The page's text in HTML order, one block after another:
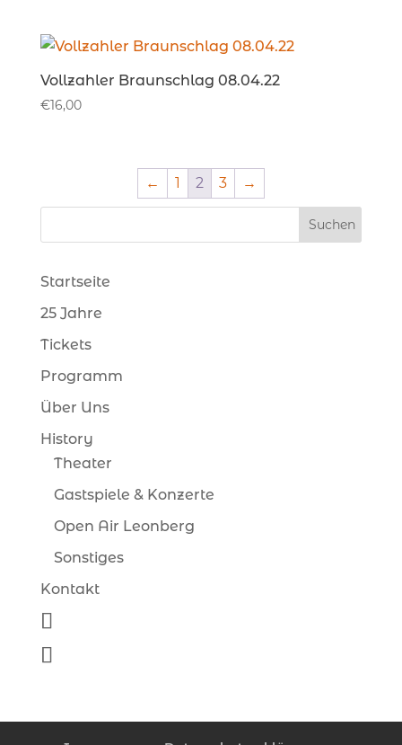
Vollzahler Braunschlag 08.04.22
€16,00
← 1 2 3 →
Startseite
25 Jahre
Tickets
Programm
Über Uns
History
Theater
Gastspiele & Konzerte
Open Air Leonberg
Sonstiges
Kontakt